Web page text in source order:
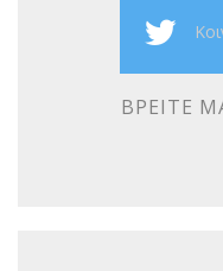
ΒΡΕΊΤΕ